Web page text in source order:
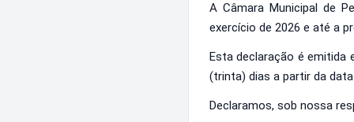
A Câmara Municipal de
exercício de 2026 e até a
Esta declaração é emitida
(trinta) dias a partir da
Declaramos, sob nossa